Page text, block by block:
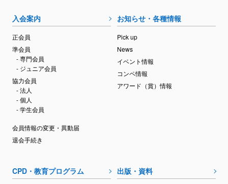
入会案内
正会員
準会員
- 専門会員
- ジュニア会員
協力会員
- 法人
- 個人
- 学生会員
会員情報の変更・異動届
退会手続き
お知らせ・各種情報
Pick up
News
イベント情報
コンペ情報
アワード（賞）情報
CPD・教育プログラム 出版・資料